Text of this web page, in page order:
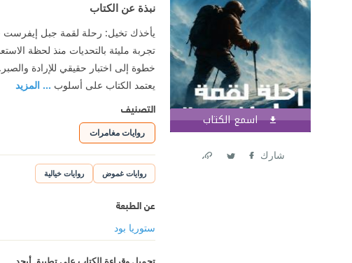
اسمع الكتاب اشترك الآن
شارك
نبذة عن الكتاب
يأخذك تخيل: رحلة لقمة جبل
تجربة مليئة بالتحديات منذ لحظة
خطوة إلى اختبار حقيقي للإرادة والصبر.
يعتمد الكتاب على أسلوب ... المزيد
التصنيف
روايات مغامرات
روايات غموض روايات خيالية
عن الطبعة
ستوريا بود